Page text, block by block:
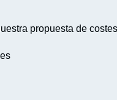
propuesta de